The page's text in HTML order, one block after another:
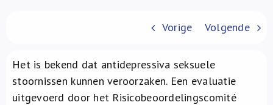
Vorige Volgende
Het is bekend dat antidepressiva seksuele
stoornissen kunnen veroorzaken. Een evaluatie
uitgevoerd door het Risicobeoordelingscomité